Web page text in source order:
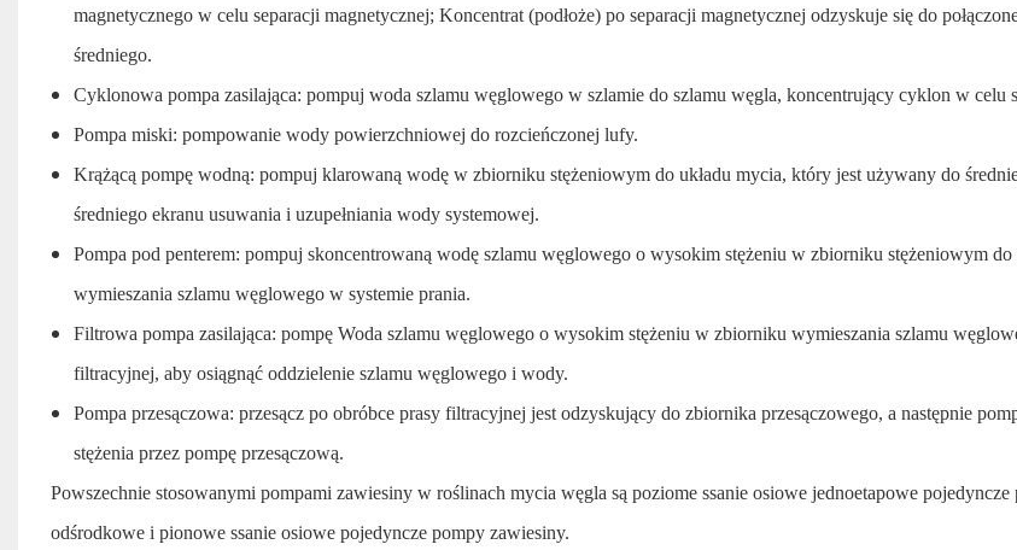
magnetycznego w celu separacji magnetycznej; Koncentrat (podłoże) po separacji magnetycznej odzyskuje się do
średniego.
Cyklonowa pompa zasilająca: pompuj woda szlamu węglowego w szlamie do szlamu węgla, koncentrujący cyklon w celu
Pompa miski: pompowanie wody powierzchniowej do rozcieńczonej lufy.
Krążącą pompę wodną: pompuj klarowaną wodę w zbiorniku stężeniowym do układu mycia, który jest używany do
średniego ekranu usuwania i uzupełniania wody systemowej.
Pompa pod penterem: pompuj skoncentrowaną wodę szlamu węglowego o wysokim stężeniu w zbiorniku stężeniowym
wymieszania szlamu węglowego w systemie prania.
Filtrowa pompa zasilająca: pompę Woda szlamu węglowego o wysokim stężeniu w zbiorniku wymieszania szlamu
filtracyjnej, aby osiągnąć oddzielenie szlamu węglowego i wody.
Pompa przesączowa: przesącz po obróbce prasy filtracyjnej jest odzyskujący do zbiornika przesączowego, a następnie
stężenia przez pompę przesączową.
Powszechnie stosowanymi pompami zawiesiny w roślinach mycia węgla są poziome ssanie osiowe jednoetapowe pojedyncze
odśrodkowe i pionowe ssanie osiowe pojedyncze pompy zawiesiny.